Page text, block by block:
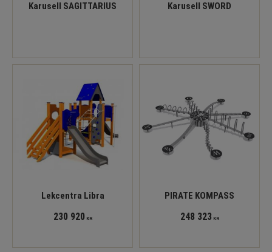
Karusell SAGITTARIUS Karusell SWORD
Lekcentra Libra
230 920KR
PIRATE KOMPASS
248 323 KR